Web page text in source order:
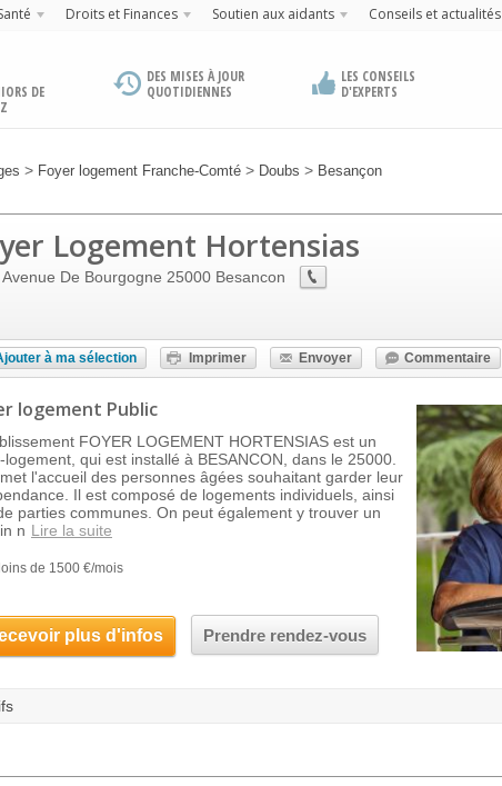
Droits et Finances Soutien aux aidants Conseils et actualités
DE
DES MISES À JOUR
QUOTIDIENNES
LES CONSEILS
D'EXPERTS
> Foyer logement Franche-Comté > Doubs > Besançon
Logement Hortensias
Avenue De Bourgogne 25000 Besancon
à ma sélection Imprimer Envoyer Commentaire
logement Public
FOYER LOGEMENT HORTENSIAS est un
logement, qui est installé à BESANCON, dans le 25000.
l'accueil des personnes âgées souhaitant garder leur
Il est composé de logements individuels, ainsi
parties communes. On peut également y trouver un
n Lire la suite
de 1500 €/mois
plus d'infos Prendre rendez-vous